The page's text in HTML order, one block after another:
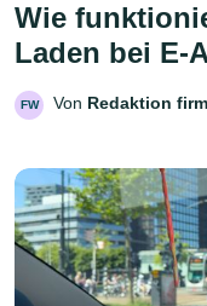
Wie
Laden bei E-
FW Von Redaktion